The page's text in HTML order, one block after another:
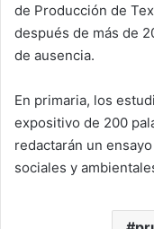
de Producción de
después de más de
de ausencia.
En primaria, los
expositivo de 200
redactarán un
sociales y